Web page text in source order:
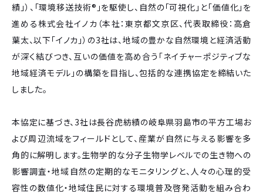
績」）、「環境移送技術®」を駆使し、自然の「可視化」と「価値化」を
進める株式会社イノカ（本社：東京都文京区、代表取締役：高倉
葉太、以下「イノカ」）の3社は、地域の豊かな自然環境と経済活動
が深く結びつき、互いの価値を高め合う「ネイチャーポジティブな
地域経済モデル」の構築を目指し、包括的な連携協定を締結いた
しました。
本協定に基づき、3社は長谷虎紡績の岐阜県羽島市の平方工場お
よび周辺流域をフィールドとして、産業が自然に与える影響を多
角的に解明します。生物学的な分子生物学レベルでの生き物への
影響調査・地域自然の定期的なモニタリングと、人々の心理的受
容性の数値化・地域住民に対する環境普及啓発活動を組み合わ